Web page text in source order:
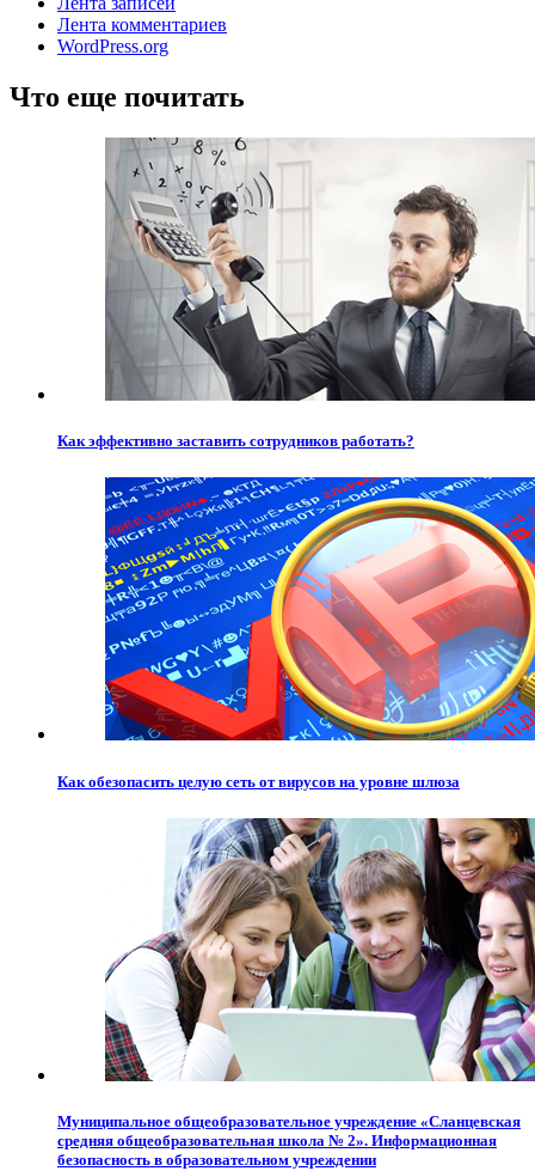
Лента комментариев
WordPress.org
Что еще почитать
Как эффективно заставить сотрудников работать?
Как обезопасить целую сеть от вирусов на уровне шлюза
Муниципальное общеобразовательное учреждение «Сланцевская
средняя общеобразовательная школа № 2». Информационная
безопасность в образовательном учреждении